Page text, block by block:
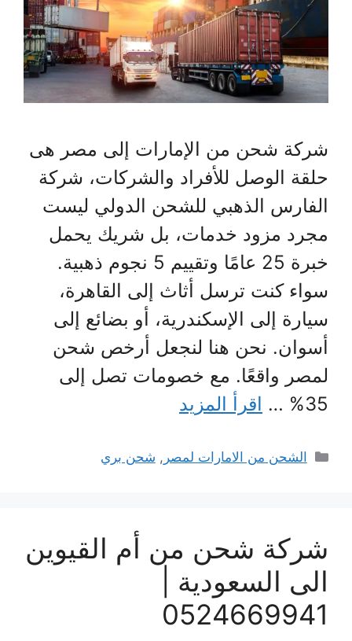
شركة شحن من الإمارات إلى مصر هى
حلقة الوصل للأفراد والشركات، شركة
الفارس الذهبي للشحن الدولي ليست
مجرد مزود خدمات، بل شريك يحمل
خبرة 25 عامًا وتقييم 5 نجوم ذهبية.
سواء كنت ترسل أثاث إلى القاهرة،
سيارة إلى الإسكندرية، أو بضائع إلى
أسوان. نحن هنا لنجعل أرخص شحن
لمصر واقعًا. مع خصومات تصل إلى
35% …
اقرأ المزيد
التصنيفات
الشحن من الامارات لمصر , شحن بري
شركة شحن من أم القيوين
الى السعودية |
0524669941